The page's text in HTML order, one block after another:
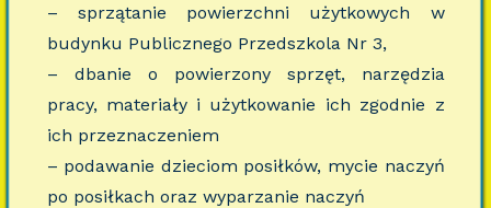
– sprzątanie powierzchni użytkowych w
budynku Publicznego Przedszkola Nr 3,
– dbanie o powierzony sprzęt, narzędzia
pracy, materiały i użytkowanie ich zgodnie z
ich przeznaczeniem
– podawanie dzieciom posiłków, mycie naczyń
po posiłkach oraz wyparzanie naczyń